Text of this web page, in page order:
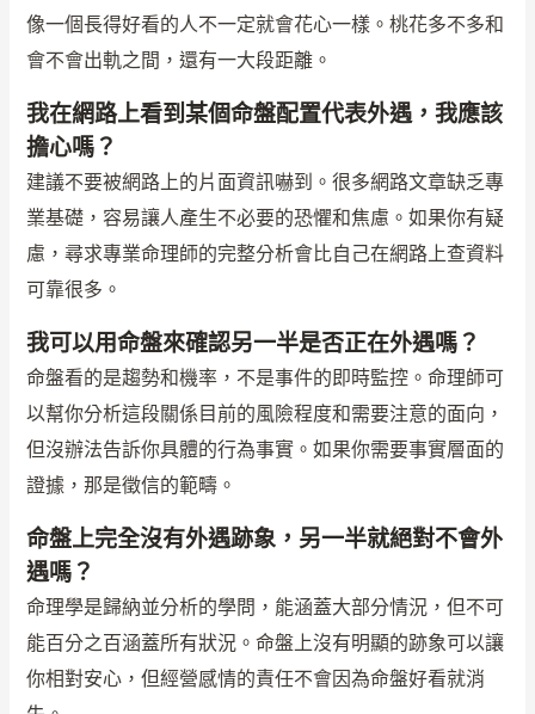
像一個長得好看的人不一定就會花心一樣。桃花多不多和
會不會出軌之間，還有一大段距離。
我在網路上看到某個命盤配置代表外遇，我應該
擔心嗎？
建議不要被網路上的片面資訊嚇到。很多網路文章缺乏專
業基礎，容易讓人產生不必要的恐懼和焦慮。如果你有疑
慮，尋求專業命理師的完整分析會比自己在網路上查資料
可靠很多。
我可以用命盤來確認另一半是否正在外遇嗎？
命盤看的是趨勢和機率，不是事件的即時監控。命理師可
以幫你分析這段關係目前的風險程度和需要注意的面向，
但沒辦法告訴你具體的行為事實。如果你需要事實層面的
證據，那是徵信的範疇。
命盤上完全沒有外遇跡象，另一半就絕對不會外
遇嗎？
命理學是歸納並分析的學問，能涵蓋大部分情況，但不可
能百分之百涵蓋所有狀況。命盤上沒有明顯的跡象可以讓
你相對安心，但經營感情的責任不會因為命盤好看就消